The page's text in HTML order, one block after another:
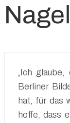
Nagel
„Ich
Berliner
hat, für das
hoffe, dass